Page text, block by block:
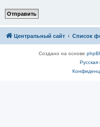
Центральный сайт Список
Создано на основе